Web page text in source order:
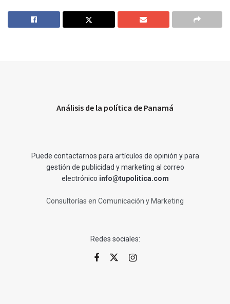
Análisis de la política de Panamá
Puede contactarnos para artículos de opinión y para
gestión de publicidad y marketing al correo
electrónico info@tupolitica.com
Consultorías en Comunicación y Marketing
Redes sociales: